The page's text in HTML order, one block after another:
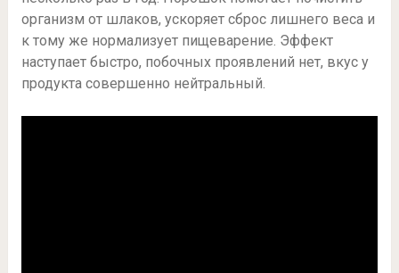
организм от шлаков, ускоряет сброс лишнего веса и
к тому же нормализует пищеварение. Эффект
наступает быстро, побочных проявлений нет, вкус у
продукта совершенно нейтральный.